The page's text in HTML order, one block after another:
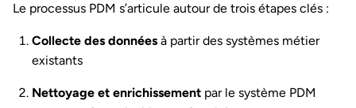
Le processus PDM s’articule autour de trois étapes clés :
Collecte des données à partir des systèmes métier
existants
Nettoyage et enrichissement par le système PDM